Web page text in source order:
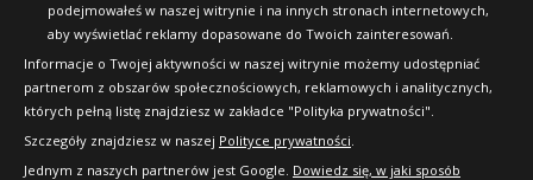
podejmowałeś w naszej witrynie i na innych stronach internetowych,
aby wyświetlać reklamy dopasowane do Twoich zainteresowań.
Informacje o Twojej aktywności w naszej witrynie możemy udostępniać
partnerom z obszarów społecznościowych, reklamowych i analitycznych,
których pełną listę znajdziesz w zakładce "Polityka prywatności".
Szczegóły znajdziesz w naszej Polityce prywatności.
Jednym z naszych partnerów jest Google. Dowiedz się, w jaki sposób